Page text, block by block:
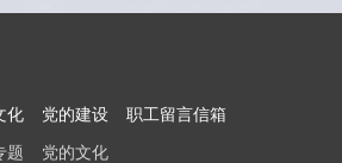
化
题
党的建设
党的文化
职工留言信箱